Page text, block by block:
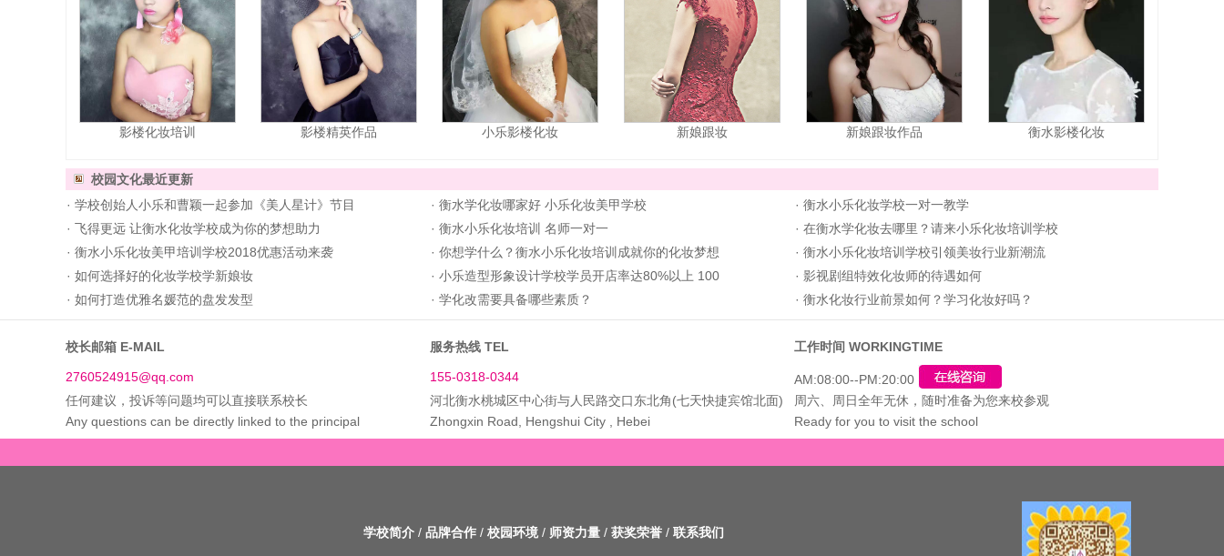
影楼化妆培训 影楼精英作品 小乐影楼化妆 新娘跟妆 新娘跟妆作品 衡水影楼化妆
校园文化最近更新
· 学校创始人小乐和曹颖一起参加《美人星计》节目 · 衡水学化妆哪家好 小乐化妆美甲学校 · 衡水小乐化妆学校一对一教学
· 飞得更远 让衡水化妆学校成为你的梦想助力 · 衡水小乐化妆培训 名师一对一 · 在衡水学化妆去哪里？请来小乐化妆培训学校
· 衡水小乐化妆美甲培训学校2018优惠活动来袭 · 你想学什么？衡水小乐化妆培训成就你的化妆梦想 · 衡水小乐化妆培训学校引领美妆行业新潮流
· 如何选择好的化妆学校学新娘妆 · 小乐造型形象设计学校学员开店率达80%以上 100 · 影视剧组特效化妆师的待遇如何
· 如何打造优雅名媛范的盘发发型 · 学化改需要具备哪些素质？ · 衡水化妆行业前景如何？学习化妆好吗？
校长邮箱 E-MAIL 服务热线 TEL 工作时间 WORKINGTIME
2760524915@qq.com 155-0318-0344
AM:08:00--PM:20:00
任何建议，投诉等问题均可以直接联系校长
河北衡水桃城区中心街与人民路交口东北角(七天快捷宾馆北面)
周六、周日全年无休，随时准备为您来校参观
Any questions can be directly linked to the principal
Zhongxin Road, Hengshui City , Hebei Ready for you to visit the school
学校简介 / 品牌合作 / 校园环境 / 师资力量 / 获奖荣誉 / 联系我们